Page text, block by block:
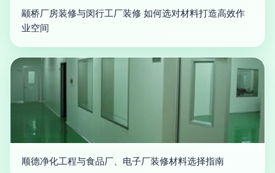
颛桥厂房装修与闵行工厂装修 如何选对材料打造高效作
业空间
顺德净化工程与食品厂、电子厂装修材料选择指南